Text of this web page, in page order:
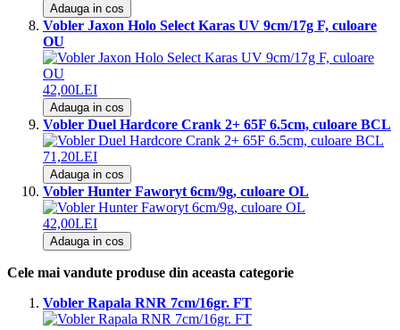
Adauga in cos
Vobler Jaxon Holo Select Karas UV 9cm/17g F, culoare
OU
42,00LEI
Adauga in cos
Vobler Duel Hardcore Crank 2+ 65F 6.5cm, culoare BCL
71,20LEI
Adauga in cos
Vobler Hunter Faworyt 6cm/9g, culoare OL
42,00LEI
Adauga in cos
Cele mai vandute produse din aceasta categorie
Vobler Rapala RNR 7cm/16gr. FT